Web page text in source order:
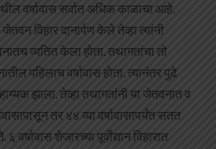
वर्षावास सर्वात अधिक काळाचा आहे.
विहार दानार्पण केले तेव्हा त्यांनी
व्यतित केला होता. तथागतांचा तो
पहिलाच वर्षावास होता. त्यानंतर पुढे
झाला. तेव्हा तथागतांनी या जेतवनात व
तर ४४ व्या वर्षावासापर्यंत सतत
वर्षावास शेजारच्या पूर्वोद्यान विहारात